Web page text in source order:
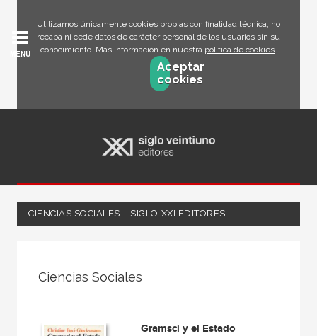
Utilizamos únicamente cookies propias con finalidad técnica, no
recaba ni cede datos de carácter personal de los usuarios sin su
conocimiento. Más información en nuestra política de cookies.
Aceptar
cookies
MENÚ
CIENCIAS SOCIALES – SIGLO XXI EDITORES
Biblioteca clásica de Siglo Veintiuno
Biblioteca Eduardo Galeano
Ciencia que ladra
Ciencias Sociales
Gramsci y el Estado